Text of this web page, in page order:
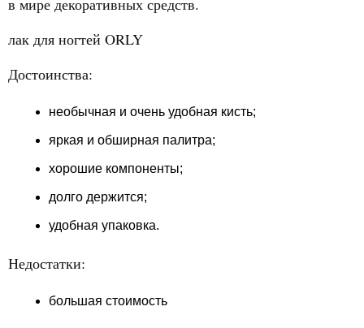
в мире декоративных средств.
лак для ногтей ORLY
Достоинства:
необычная и очень удобная кисть;
яркая и обширная палитра;
хорошие компоненты;
долго держится;
удобная упаковка.
Недостатки:
большая стоимость